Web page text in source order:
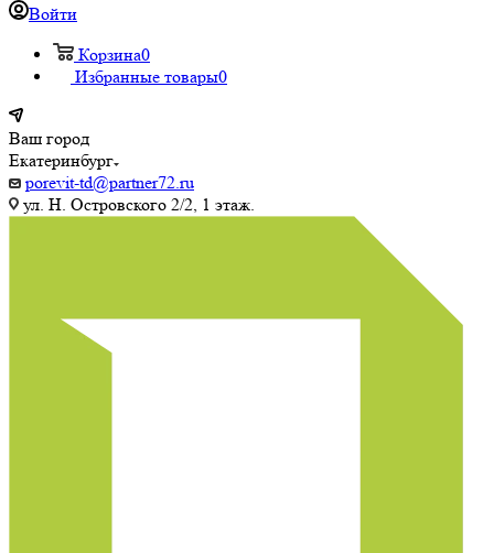
Войти
Корзина0
Избранные товары0
Ваш город
Екатеринбург
porevit-td@partner72.ru
ул. Н. Островского 2/2, 1 этаж.